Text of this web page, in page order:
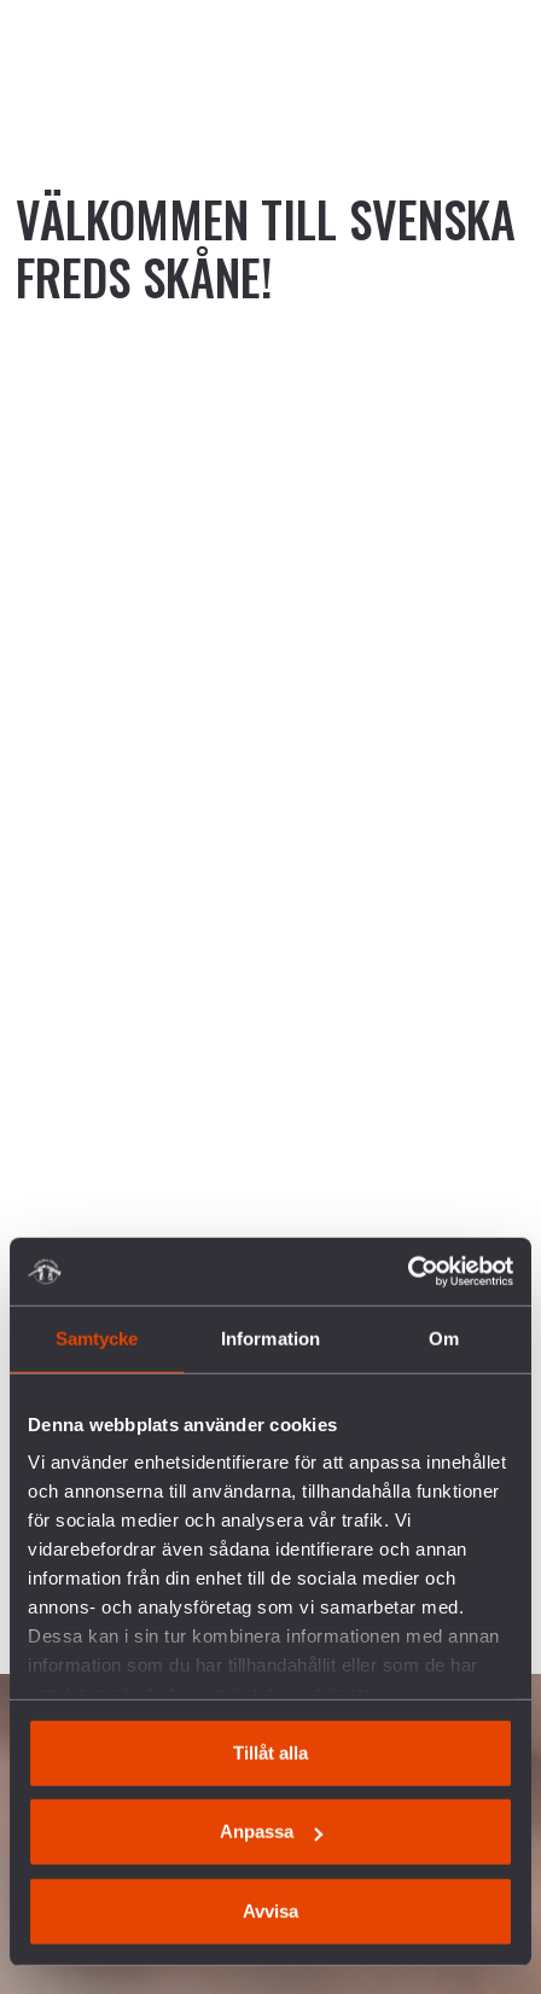
Samtycke Information Om
Denna webbplats använder cookies
Vi använder enhetsidentifierare för att anpassa innehållet
och annonserna till användarna, tillhandahålla funktioner
för sociala medier och analysera vår trafik. Vi
vidarebefordrar även sådana identifierare och annan
information från din enhet till de sociala medier och
annons- och analysföretag som vi samarbetar med.
Dessa kan i sin tur kombinera informationen med annan
information som du har tillhandahållit eller som de har
Tillåt alla
Anpassa
Avvisa
VÄLKOMMEN TILL SVENSKA
FREDS SKÅNE!